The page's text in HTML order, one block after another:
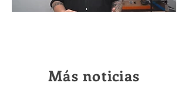
Más noticias